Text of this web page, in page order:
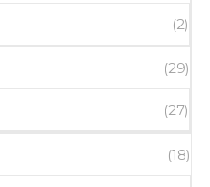
(2)
(29)
(27)
(18)